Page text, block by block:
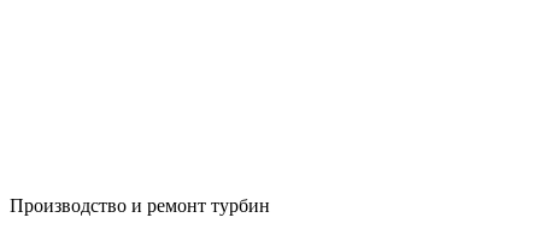
Производство и ремонт турбин